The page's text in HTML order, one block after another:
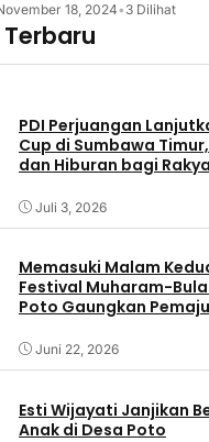
18, 2024• 3 Dilihat
PDI Perjuangan
Cup di Sumbawa
dan Hiburan bagi
Juli 3, 2026
Memasuki Malam
Festival Muharam-
Poto Gaungkan
Juni 22, 2026
Esti Wijayati Janjikan
Anak di Desa Poto